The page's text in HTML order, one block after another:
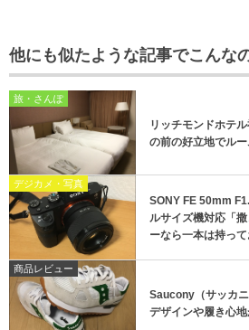
他にも似たような記事でこんな
旅・さんぽ
リッチモンドホテ
の前の好立地でルー
デジカメ・写真
SONY FE 50mm
ルサイズ機対応「
ーなら一本は持っ
商品レビュー
Saucony（サッカ
デザインや履き心地